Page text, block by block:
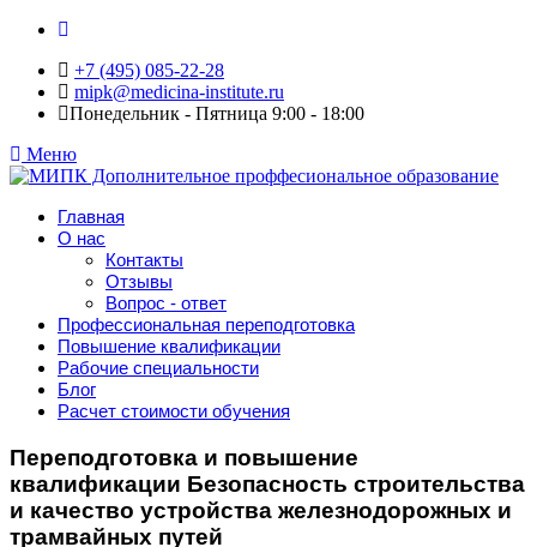
+7 (495) 085-22-28
mipk@medicina-institute.ru
Понедельник - Пятница 9:00 - 18:00
Меню
Главная
О нас
Контакты
Отзывы
Вопрос - ответ
Профессиональная переподготовка
Повышение квалификации
Рабочие специальности
Блог
Расчет стоимости обучения
Переподготовка и повышение
квалификации Безопасность строительства
и качество устройства железнодорожных и
трамвайных путей